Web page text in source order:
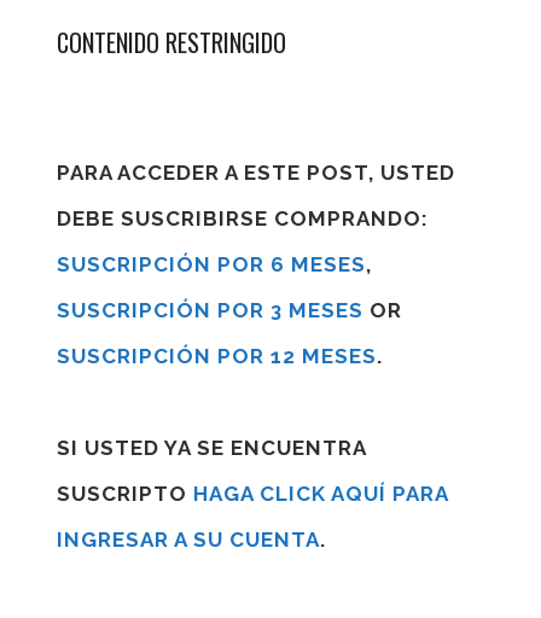
CONTENIDO RESTRINGIDO
PARA ACCEDER A ESTE POST, USTED
DEBE SUSCRIBIRSE COMPRANDO:
SUSCRIPCIÓN POR 6 MESES,
SUSCRIPCIÓN POR 3 MESES OR
SUSCRIPCIÓN POR 12 MESES.
SI USTED YA SE ENCUENTRA
SUSCRIPTO HAGA CLICK AQUÍ PARA
INGRESAR A SU CUENTA.